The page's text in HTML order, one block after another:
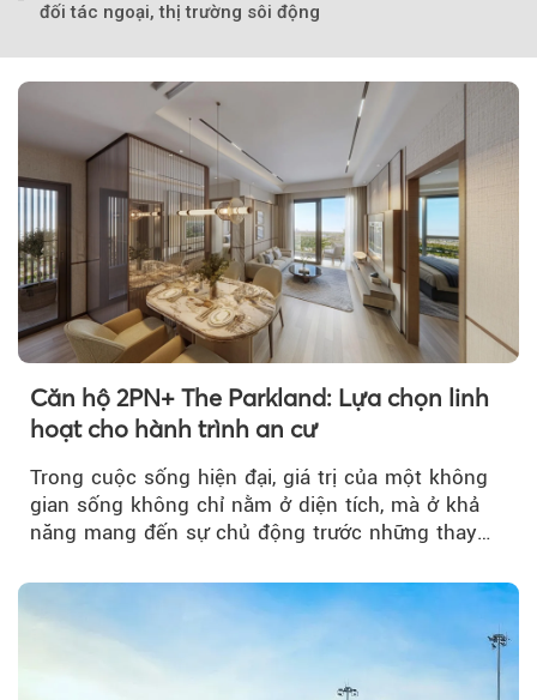
đối tác ngoại, thị trường sôi động
Căn hộ 2PN+ The Parkland: Lựa chọn linh
hoạt cho hành trình an cư
Trong cuộc sống hiện đại, giá trị của một không
gian sống không chỉ nằm ở diện tích, mà ở khả
năng mang đến sự chủ động trước những thay